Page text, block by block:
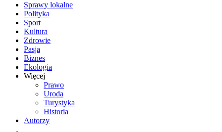
Sprawy lokalne
Polityka
Sport
Kultura
Zdrowie
Pasja
Biznes
Ekologia
Więcej
Prawo
Uroda
Turystyka
Historia
Autorzy